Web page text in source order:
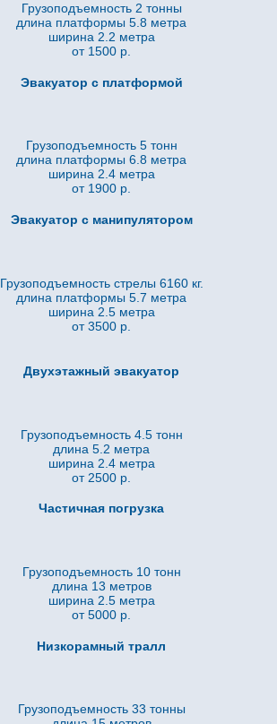
Грузоподъемность 2 тонны
длина платформы 5.8 метра
ширина 2.2 метра
от 1500 р.
Эвакуатор с платформой
Грузоподъемность 5 тонн
длина платформы 6.8 метра
ширина 2.4 метра
от 1900 р.
Эвакуатор с манипулятором
Грузоподъемность стрелы 6160 кг.
длина платформы 5.7 метра
ширина 2.5 метра
от 3500 р.
Двухэтажный эвакуатор
Грузоподъемность 4.5 тонн
длина 5.2 метра
ширина 2.4 метра
от 2500 р.
Частичная погрузка
Грузоподъемность 10 тонн
длина 13 метров
ширина 2.5 метра
от 5000 р.
Низкорамный тралл
Грузоподъемность 33 тонны